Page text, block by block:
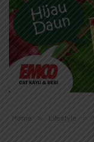
Home » Lifestyle »